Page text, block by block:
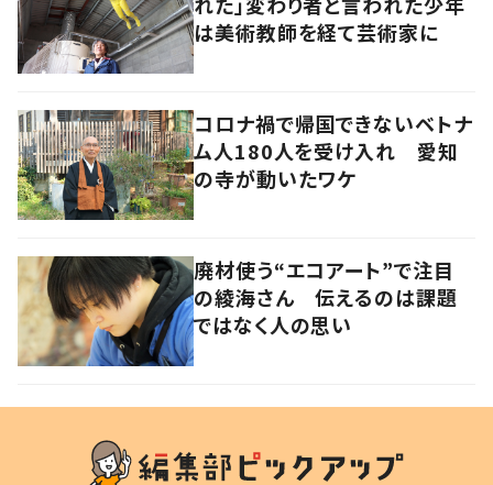
は美術教師を経て芸術家に
コロナ禍で帰国できないベトナ
ム人180人を受け入れ 愛知
の寺が動いたワケ
廃材使う“エコアート”で注目
の綾海さん 伝えるのは課題
ではなく人の思い